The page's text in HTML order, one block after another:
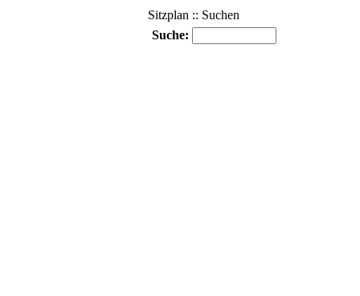
Sitzplan :: Suchen
Suche: